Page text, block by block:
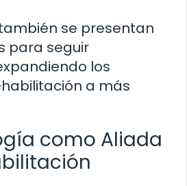
se presentan
para seguir
los
a más
como Aliada